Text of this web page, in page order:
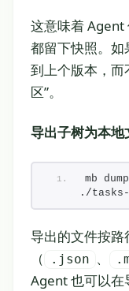
这意味着 Agent
都留下快照。
到上个版本，
区”。
导出子树为本地
mb
./tasks-
导出的文件按
（
.json 、
Agent 也可以在